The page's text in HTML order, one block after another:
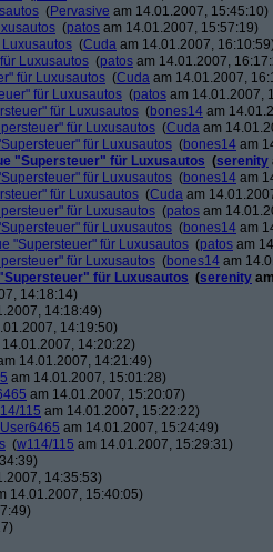
(Pervasive am 14.01.2007, 15:45:10)
(patos am 14.01.2007, 15:57:19)
(Cuda am 14.01.2007, 16:10:59)
Luxusautos (patos am 14.01.2007,
für Luxusautos (Cuda am 14.01.2007,
für Luxusautos (patos am 14.01.2007,
für Luxusautos (bones14 am
für Luxusautos (Cuda am
für Luxusautos (bones14 am
"Supersteuer" für Luxusautos (serenity
für Luxusautos (bones14 am
für Luxusautos (Cuda am
für Luxusautos (patos am
für Luxusautos (bones14 am
"Supersteuer" für Luxusautos (patos am
für Luxusautos (bones14 am
für Luxusautos (serenity
14:18:14)
14:18:49)
14:19:50)
14:20:22)
14.01.2007, 14:21:49)
am 14.01.2007, 15:01:28)
am 14.01.2007, 15:20:07)
115 am 14.01.2007, 15:22:22)
User6465 am 14.01.2007, 15:24:49)
(w114/115 am 14.01.2007, 15:29:31)
14:35:53)
14.01.2007, 15:40:05)